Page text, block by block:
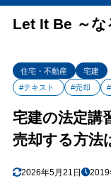
Let It Be ～な
住宅・不動産
宅建
#テキスト
#売却
宅建の法定講
売却する方法
2026年5月21日 2019